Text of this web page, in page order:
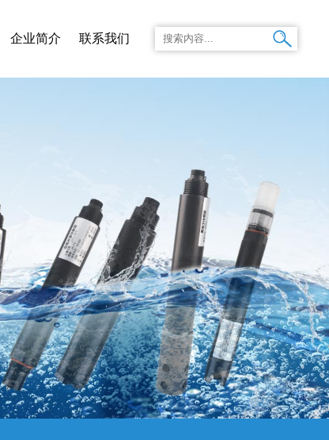
企业简介 联系我们